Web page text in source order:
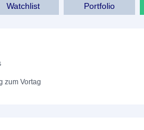
Portfolio
Watchlist
zum Vortag